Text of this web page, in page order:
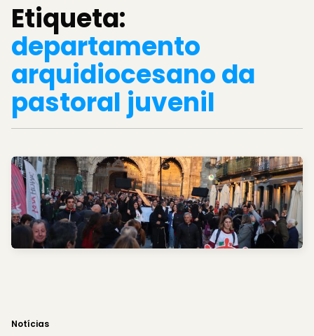
Etiqueta:
departamento
arquidiocesano da
pastoral juvenil
Notícias